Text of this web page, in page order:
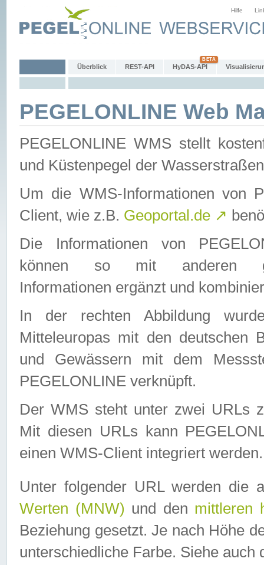
Hilfe
Überblick REST-API HyDAS-API
PEGELONLINE Web
PEGELONLINE WMS stellt
und Küstenpegel der
Um die WMS-Informationen von
Client, wie z.B. Geoportal.de ↗
Die Informationen von
können so mit anderen
Informationen ergänzt und
In der rechten Abbildung
Mitteleuropas mit den deutschen
und Gewässern mit dem
PEGELONLINE verknüpft.
Der WMS steht unter zwei URLs
Mit diesen URLs kann
einen WMS-Client integriert werden.
Unter folgender URL werden die
Werten (MNW) und den mittleren
Beziehung gesetzt. Je nach Höhe
unterschiedliche Farbe. Siehe auch